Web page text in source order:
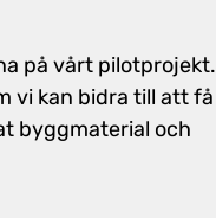
på vårt pilotprojekt.
vi kan bidra till att få
byggmaterial och